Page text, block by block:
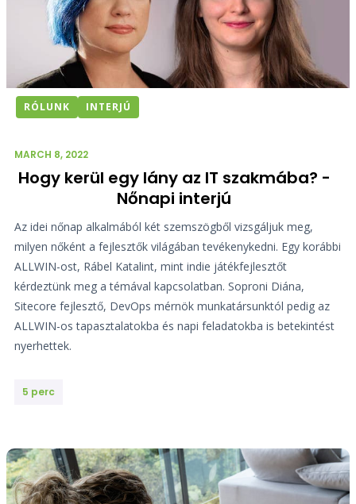
RÓLUNK INTERJÚ
MARCH 8, 2022
Hogy kerül egy lány az IT szakmába? -
Nőnapi interjú
Az idei nőnap alkalmából két szemszögből vizsgáljuk meg,
milyen nőként a fejlesztők világában tevékenykedni. Egy korábbi
ALLWIN-ost, Rábel Katalint, mint indie játékfejlesztőt
kérdeztünk meg a témával kapcsolatban. Soproni Diána,
Sitecore fejlesztő, DevOps mérnök munkatársunktól pedig az
ALLWIN-os tapasztalatokba és napi feladatokba is betekintést
nyerhettek.
5 perc